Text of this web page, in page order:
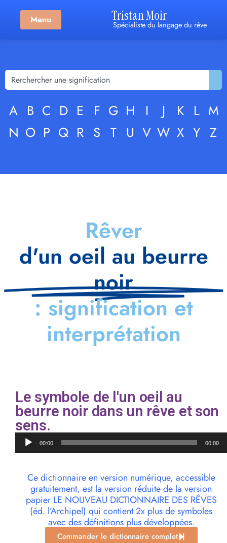
Menu Tristan Moir
Spécialiste du langage du rêve
A B C D E F G H I J K L M
N O P Q R S T U V W X Y Z
Rêver
d'un oeil au beurre
noir
: signification et
interprétation
Le symbole de l'un oeil au
beurre noir dans un rêve et son
sens.
Lecteur
audio00:00 00:00
Ce dictionnaire en version numérique, accessible
gratuitement, est la version réduite de la version
papier LE NOUVEAU DICTIONNAIRE DES RÊVES
(éd. l’Archipel) qui contient 2x plus de symboles
avec des définitions plus développées.
Commander le dictionnaire complet